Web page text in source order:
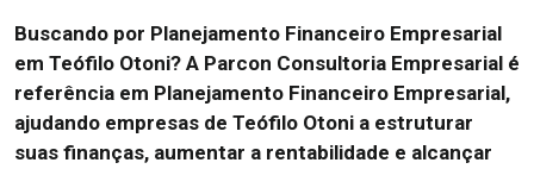
Buscando por Planejamento Financeiro Empresarial
em Teófilo Otoni? A Parcon Consultoria Empresarial é
referência em Planejamento Financeiro Empresarial,
ajudando empresas de Teófilo Otoni a estruturar
suas finanças, aumentar a rentabilidade e alcançar